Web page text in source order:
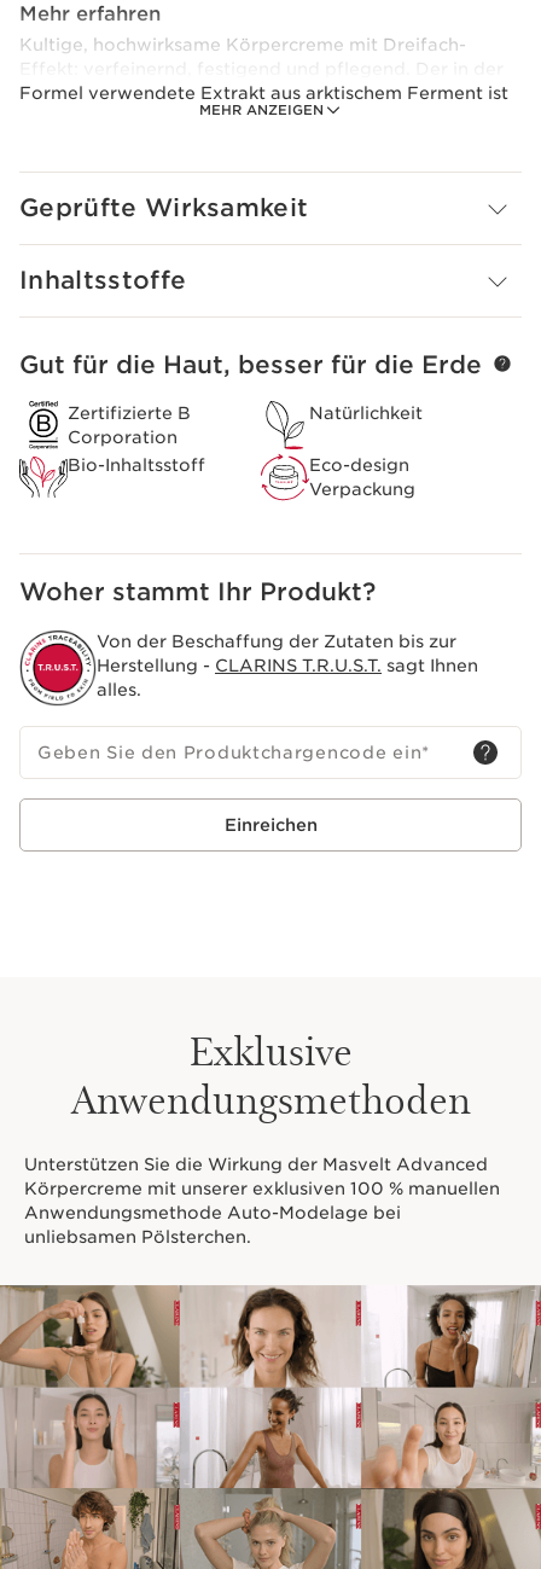
MEHR ANZEIGEN
Mehr erfahren
Kultige, hochwirksame Körpercreme mit Dreifach-
Effekt: verfeinernd, festigend und pflegend. Der in der
Formel verwendete Extrakt aus arktischem Ferment ist
bekannt für seine Wirkung bei unliebsamen Pölsterchen.
Innovation
Der Arktische Ozean musste in einer Tiefe von mehr als
2.700 Metern erforscht werden, um ein wertvolles
arktisches Ferment zu finden: ein natürliches
Postbiotikum, das mit Hilfe der Biotechnologie kultiviert
wurde und aus dem ein außerordentlich wirksamer
Geprüfte Wirksamkeit
Inhaltsstoffe
WEITER ZUM INHALT
Gut für die Haut, besser für die Erde
Zertifizierte B
Corporation
Natürlichkeit
Bio-Inhaltsstoff
Eco-design
Verpackung
Woher stammt Ihr Produkt?
Von der Beschaffung der Zutaten bis zur
Herstellung - CLARINS T.R.U.S.T. sagt Ihnen
alles.
Geben Sie den Produktchargencode ein*
Einreichen
Exklusive
Anwendungsmethoden
Unterstützen Sie die Wirkung der Masvelt Advanced
Körpercreme mit unserer exklusiven 100 % manuellen
Anwendungsmethode Auto-Modelage bei
unliebsamen Pölsterchen.